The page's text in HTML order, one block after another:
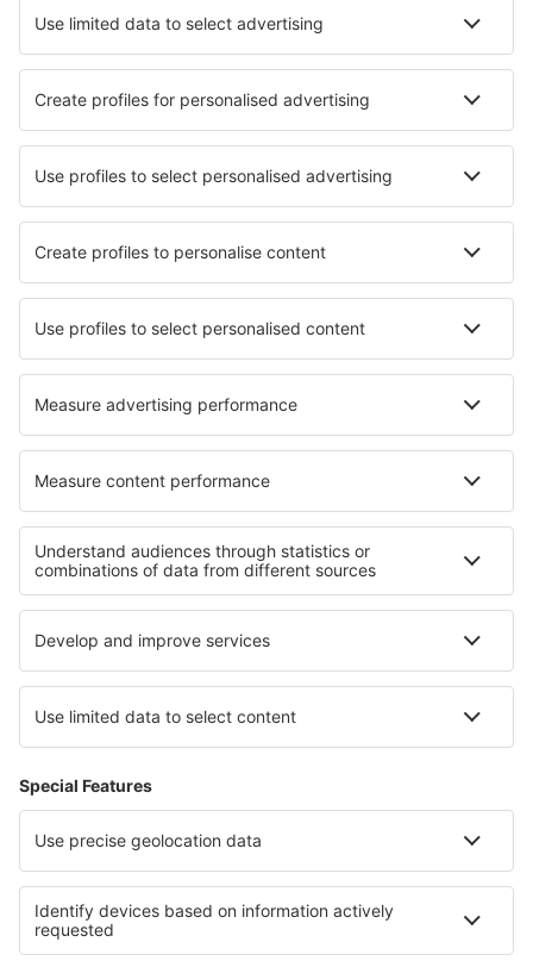
Cazare în Komotini Cazare în Ouranopolis
Cazare în Roda Cazare în Peraia Cazare în Heraklion
Cele mai bune locuri de cazare - orașe
Cazare în Hoyocasero Cazare în Creaton
Cazare în Pott Shrigley Cazare în Pottum
Cazare în Kopaonik Cazare în Chatillon
Cazare în Chatres
Cele mai bune locuri de cazare - regiuni
Cazare in Karpathos Cazare in Kos
Cazare în Pelopones de Sud Cazare in Creta
Cazare in Macedonia de Est și Tracia Cazare in Chihuahua
Cazare in Parcul Național Gorczański
Cazare in Regiunea Sofia Cazare in Wolfgangsee